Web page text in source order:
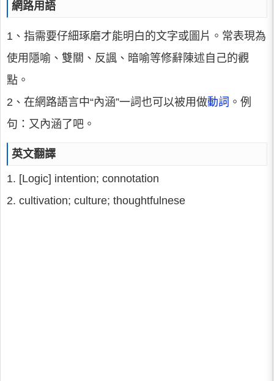
網路用語
1、指需要仔細琢磨才能明白的文字或圖片。常表現為
使用隱喻、雙關、反諷、暗喻等修辭陳述自己的觀
點。
2、在網路語言中“內涵”一詞也可以被用做動詞 。例
句：又內涵了吧。
英文翻譯
1. [Logic] intention; connotation
2. cultivation; culture; thoughtfulnese